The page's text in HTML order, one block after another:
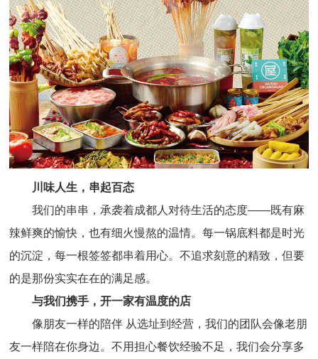
川味人生，串起百态
我们的串串，承袭着成都人对待生活的态度——既有麻
辣鲜爽的愉快，也有细火慢熬的温情。每一锅底料都是时光
的沉淀，每一根签签都串着用心。不追求刻意的精致，但要
的是那份实实在在的满足感。
与我们携手，开一家有温度的店
像朋友一样的陪伴 从选址到经营，我们的团队会像老朋
友一样陪在你身边。不用担心餐饮经验不足，我们会分享多